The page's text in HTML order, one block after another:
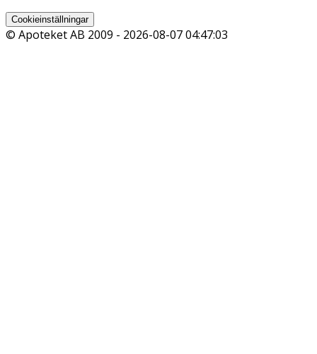
Cookieinställningar
© Apoteket AB 2009 - 2026-08-07 04:47:03